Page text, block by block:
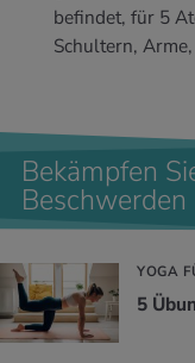
befindet, für 5
Schultern,
Bekämpfen
Beschwerden
YOGA
5